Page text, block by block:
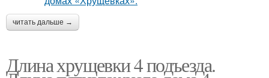
читать дальше →
Длина хрущевки 4 подъезда.